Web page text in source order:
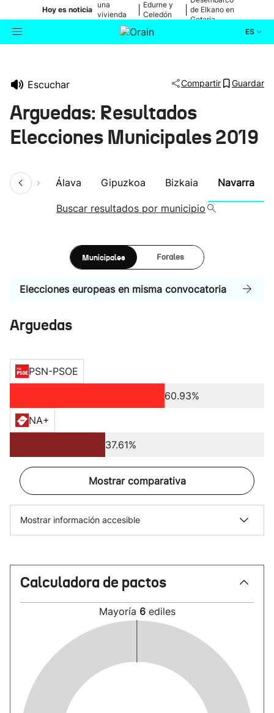
Hoy es noticia
una
vivienda
de Bilbao
Edurne y
Celedón
de Elkano en
Getaria
ES
Cultura
Escuchar Compartir Guardar
Arguedas: Resultados
Elecciones Municipales 2019
Álava Gipuzkoa Bizkaia Navarra
Buscar resultados por municipio
Municipales Forales
Elecciones europeas en misma convocatoria
Arguedas
PSN-PSOE
60.93%
NA+
37.61%
Mostrar comparativa
Mostrar información accesible
Calculadora de pactos
Mayoría 6 ediles